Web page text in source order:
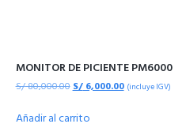
MONITOR DE PICIENTE PM6000
S/80,000.00 S/6,000.00 (incluye IGV)
Añadir al carrito